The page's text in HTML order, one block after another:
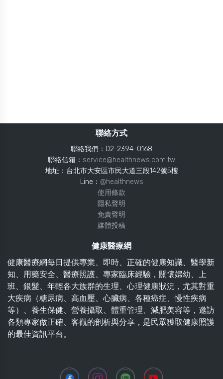
聯絡方式
聯絡我們：02-2394-0168
聯絡信箱： service@healthnews.com.tw
地址：台北市大安區市民大道三段142號5樓
Line： @healthnews
使用條款
隱私聲明
免責聲明
媒體投稿
健康醫療網
健康醫療網每日提供專業、即時、正確的健康知識、醫學新
知、用藥安全、醫療照護、專家臨床經驗，關懷婦幼、上
班、銀髮、年輕各大族群的生理、心理健康狀況，尤其對重
大疾病（糖尿病、高血壓、心臟病、各種癌症、慢性疾病
等）、養生保健、營養攝取、體重管理、減肥美容等，邀訪
各類專家做正確、客觀的剖析與分享，是民眾獲取健康照護
的最佳資訊平台。